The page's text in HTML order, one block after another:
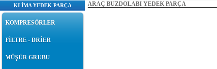
KLİMA YEDEK PARÇA
KOMPRESÖRLER
FİLTRE - DRİER
MÜŞÜR GRUBU
ARAÇ BUZDOLABI YEDEK PARÇA